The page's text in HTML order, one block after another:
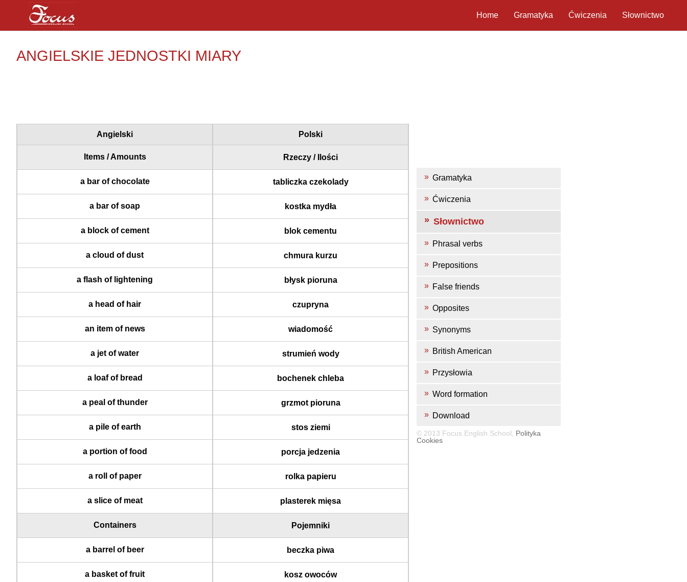
ANGIELSKIE JEDNOSTKI MIARY
Angielski Polski
Items / Amounts Rzeczy / Ilości
a bar of chocolate tabliczka czekolady
a bar of soap kostka mydła
a block of cement blok cementu
a cloud of dust chmura kurzu
a flash of lightening błysk pioruna
a head of hair czupryna
an item of news wiadomość
a jet of water strumień wody
a loaf of bread bochenek chleba
a peal of thunder grzmot pioruna
a pile of earth stos ziemi
a portion of food porcja jedzenia
a roll of paper rolka papieru
a slice of meat plasterek mięsa
Containers Pojemniki
a barrel of beer beczka piwa
a basket of fruit kosz owoców
Gramatyka
Ćwiczenia
Słownictwo
Phrasal verbs
Prepositions
False friends
Opposites
Synonyms
British American
Przysłowia
Word formation
Download
© 2013 Focus English School, Polityka
Cookies
Home Gramatyka Ćwiczenia Słownictwo